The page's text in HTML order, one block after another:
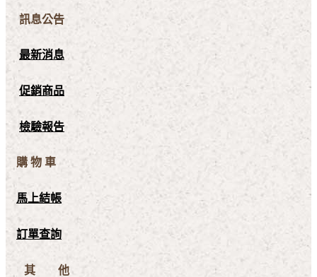
訊息公告
最新消息
促銷商品
檢驗報告
購 物 車
馬上結帳
訂單查詢
其 他